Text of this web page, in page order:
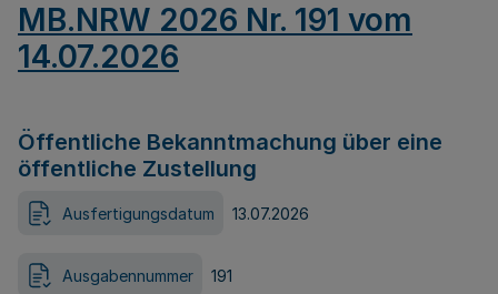
MB.NRW 2026 Nr. 191 vom
14.07.2026
Öffentliche Bekanntmachung über eine
öffentliche Zustellung
Ausfertigungsdatum 13.07.2026
Ausgabennummer 191